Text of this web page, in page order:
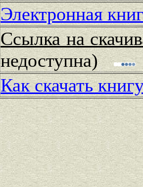
Электронная
Ссылка на
недоступна)
Как скачать